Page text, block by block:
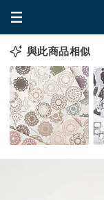
與此商品相似